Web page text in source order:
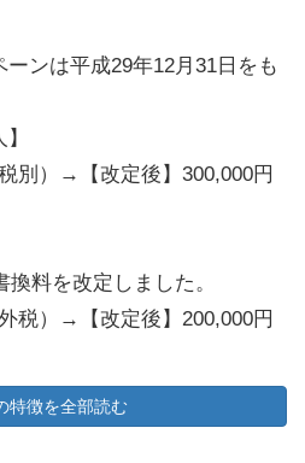
ンは平成29年12月31日をも
別）→【改定後】300,000円
料を改定しました。
税）→【改定後】200,000円
特徴を全部読む